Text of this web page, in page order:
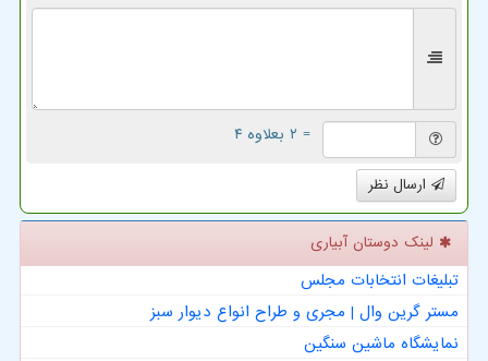
= ۲ بعلاوه ۴
ارسال نظر
لینک دوستان آبیاری
تبلیغات انتخابات مجلس
مستر گرین وال | مجری و طراح انواع دیوار سبز
نمایشگاه ماشین سنگین